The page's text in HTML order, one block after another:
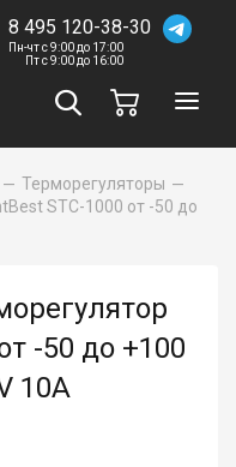
8 495 120-38-30
Пн-чт с 9:00 до 17:00
Пт с 9:00 до 16:00
Терморегуляторы
STC-1000 от -50 до
-50 до +100
10А